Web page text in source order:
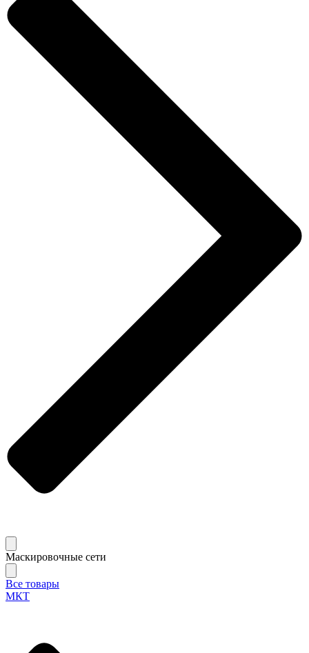
Маскировочные сети
Все товары
МКТ